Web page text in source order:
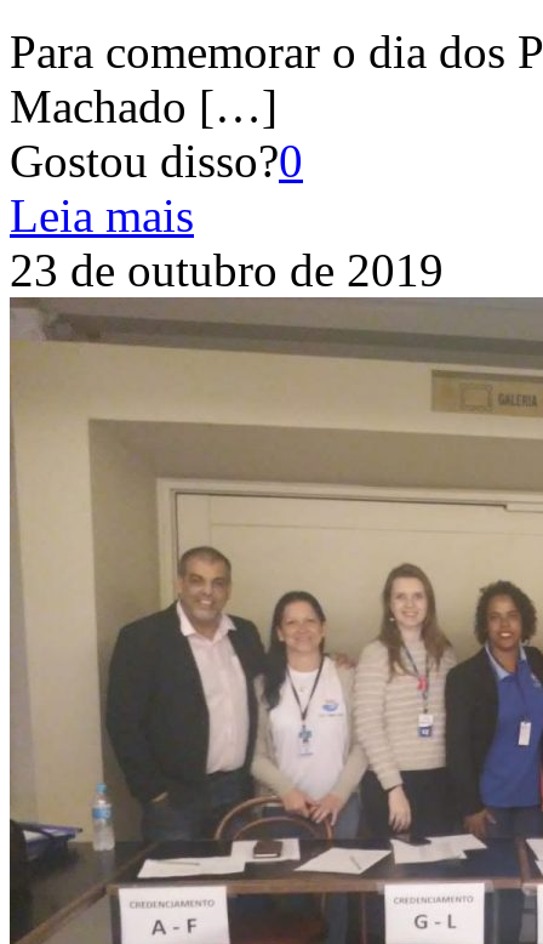
Para comemorar o dia dos
Machado […]
Gostou disso?0
Leia mais
23 de outubro de 2019